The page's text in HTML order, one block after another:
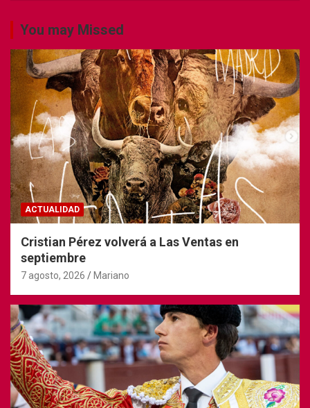
You may Missed
ACTUALIDAD
Cristian Pérez volverá a Las Ventas en
septiembre
7 agosto, 2026 Mariano